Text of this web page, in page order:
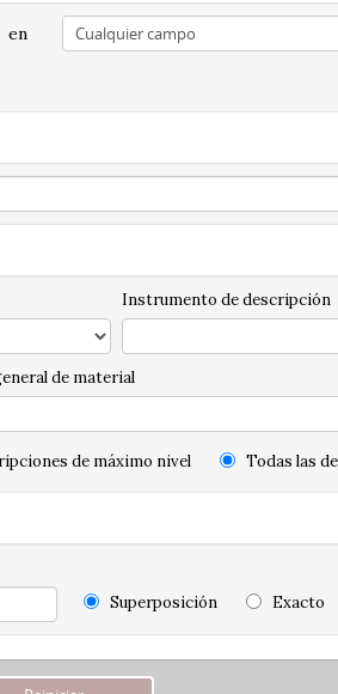
en
Instrumento de descripción
de material
de máximo nivel Todas las
Superposición
Exacto